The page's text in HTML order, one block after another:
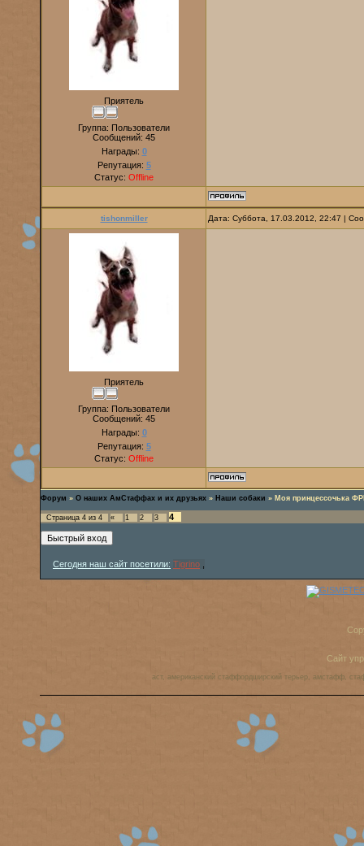
Приятель
Группа: Пользователи
Сообщений: 45
Награды: 0
Репутация: 5
Статус: Offline
tishonmiller Дата: Суббота, 17.03.2012, 22:47 |
Приятель
Группа: Пользователи
Сообщений: 45
Награды: 0
Репутация: 5
Статус: Offline
Форум » О наших АмСтаффах и их друзьях » Наши собаки » Моя принцессочька
Страница 4 из 4 « 1 2 3 4
Сегодня наш сайт посетили: Tigrino
Сайт
аст, американский стаффордширский терьер, амстафф,